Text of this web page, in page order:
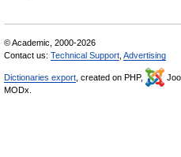
© Academic, 2000-2026
Contact us: Technical Support Advertising
Dictionaries export , created on PHP,
MODx.